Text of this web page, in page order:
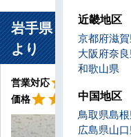
岩手県 奥州市 建
より
営業対応 星5
star
価格 星5
starstar starstarstar
近畿地区
京都府滋
大阪府奈
和歌山県
中国地区
鳥取県島
広島県山